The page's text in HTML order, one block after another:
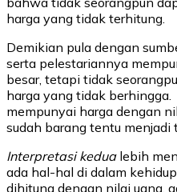
harga yang tidak terhitung.
Demikian pula dengan
serta pelestariannya
besar, tetapi tidak
harga yang tidak
mempunyai harga dengan
sudah barang tentu menjadi
Interpretasi kedualebih
ada hal-hal di dalam
dihitung dengan nilai uang,